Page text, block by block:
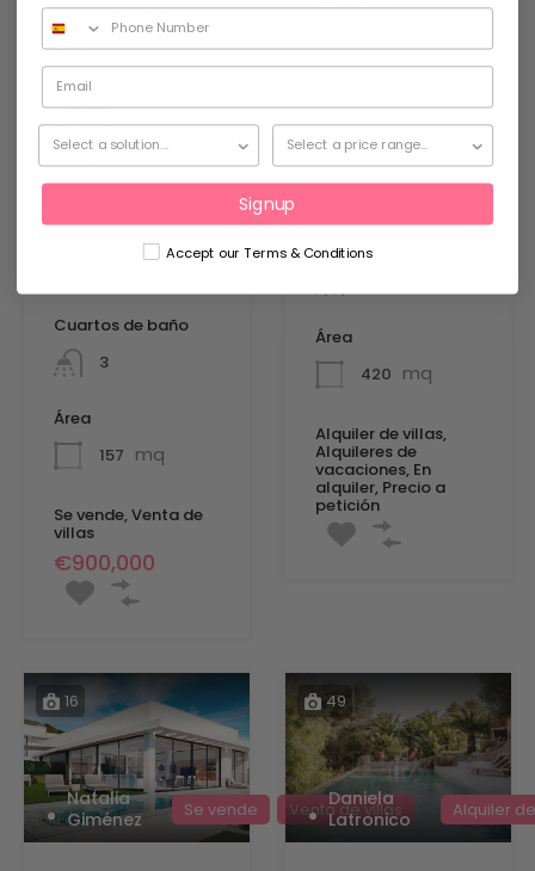
venta con
piscina
privada –
V693
Agregado: 3 de
Habitaciones
Cuartos de baño
3
Área
157 mq
Se vende, Venta de
villas
€900,000
Agregado: 28 de
2026
Habitaciones
6
Cuartos de baño
Área
420 mq
Alquiler de villas,
Alquileres de
vacaciones, En
alquiler, Precio a
petición
16
Natalia
Giménez
Se vende Venta de villas
49
Daniela
Latronico
Alquiler
Signup
Accept our Terms & Conditions